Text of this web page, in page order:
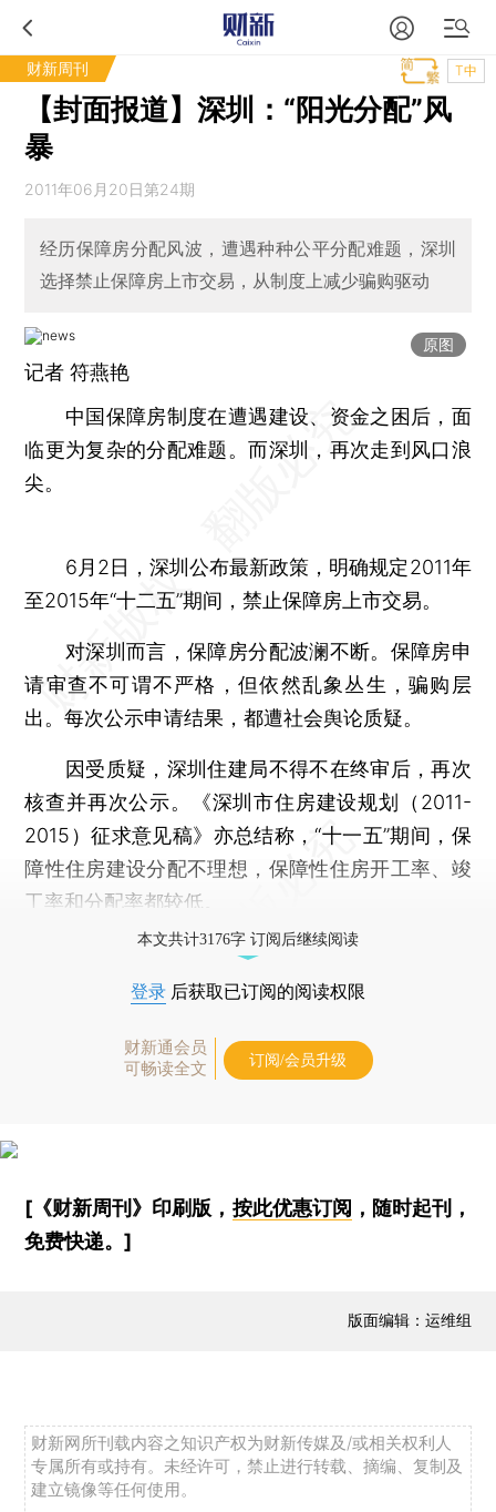
财新周刊 T中
【封面报道】深圳：“阳光分配”风
暴
2011年06月20日第24期
经历保障房分配风波，遭遇种种公平分配难题，深圳
选择禁止保障房上市交易，从制度上减少骗购驱动
原图
记者符燕艳
中国保障房制度在遭遇建设、资金之困后，面
临更为复杂的分配难题。而深圳，再次走到风口浪
尖。
6月2日，深圳公布最新政策，明确规定2011年
至2015年“十二五”期间，禁止保障房上市交易。
对深圳而言，保障房分配波澜不断。保障房申
请审查不可谓不严格，但依然乱象丛生，骗购层
出。每次公示申请结果，都遭社会舆论质疑。
因受质疑，深圳住建局不得不在终审后，再次
核查并再次公示。《深圳市住房建设规划（2011-
2015）征求意见稿》亦总结称，“十一五”期间，保
障性住房建设分配不理想，保障性住房开工率、竣
工率和分配率都较低。
本文共计3176字 订阅后继续阅读
登录 后获取已订阅的阅读权限
财新通会员
可畅读全文
订阅/会员升级
[《财新周刊》印刷版， 按此优惠订阅 ，随时起刊，
免费快递。]
版面编辑：运维组
财新网所刊载内容之知识产权为财新传媒及/或相关权利人
专属所有或持有。未经许可，禁止进行转载、摘编、复制及
建立镜像等任何使用。